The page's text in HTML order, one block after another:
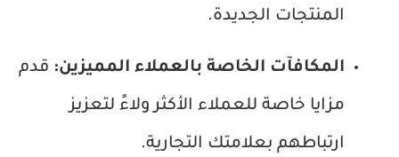
المنتجات الجديدة.
المكافآت الخاصة بالعملاء المميزين: قدم
مزايا خاصة للعملاء الأكثر ولاءً لتعزيز
ارتباطهم بعلامتك التجارية.